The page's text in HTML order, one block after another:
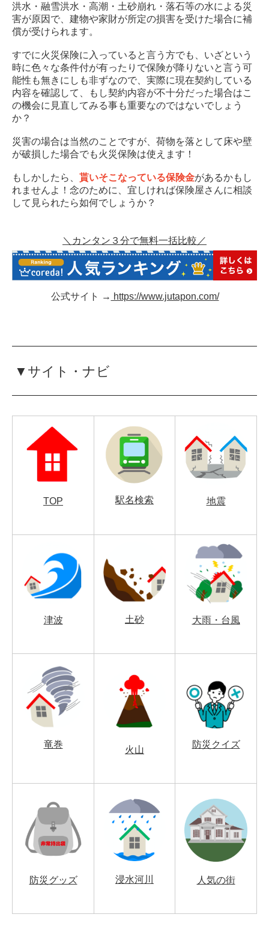
洪水・融雪洪水・高潮・土砂崩れ・落石等の水による災
害が原因で、建物や家財が所定の損害を受けた場合に補
償が受けられます。
すでに火災保険に入っていると言う方でも、いざという
時に色々な条件付が有ったりで保険が降りないと言う可
能性も無きにしも非ずなので、実際に現在契約している
内容を確認して、もし契約内容が不十分だった場合はこ
の機会に見直してみる事も重要なのではないでしょう
か？
災害の場合は当然のことですが、荷物を落として床や壁
が破損した場合でも火災保険は使えます！
もしかしたら、 貰いそこなっている保険金があるかもし
れませんよ！念のために、宜しければ保険屋さんに相談
して見られたら如何でしょうか？
＼カンタン３分で無料一括比較／
公式サイト → https://www.jutapon.com/
▼サイト・ナビ
TOP 駅名検索 地震
津波 土砂 大雨・台風
竜巻
火山
防災クイズ
防災グッズ 浸水河川 人気の街